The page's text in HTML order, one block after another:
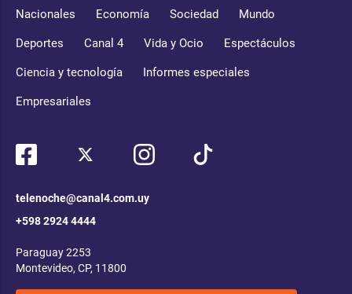
Nacionales Economía Sociedad Mundo
Deportes Canal 4 Vida y Ocio Espectáculos
Ciencia y tecnología Informes especiales
Empresariales
telenoche@canal4.com.uy
+598 2924 4444
Paraguay 2253
Montevideo, CP, 11800